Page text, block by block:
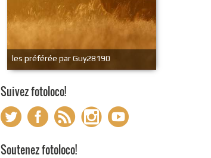
les préférée par Guy28190
Suivez fotoloco!
Soutenez fotoloco!